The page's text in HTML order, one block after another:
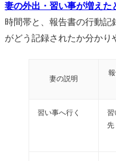
妻の外出・習い事が増えた
時間帯と、報告書の行動記
がどう記録されたか分かり
妻の説明
習い事へ行く
習
先